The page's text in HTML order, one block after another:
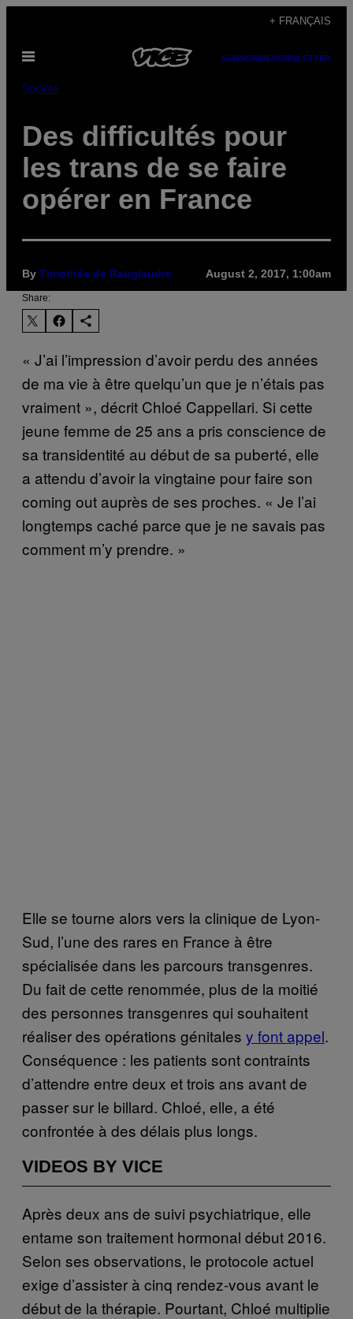
content
+ FRANÇAIS
Open
SUBSCRIBENEWSLETTER
Société
Des difficultés pour
les trans de se faire
opérer en France
By Timothée de Rauglaudre August 2, 2017, 1:00am
Share:
« J’ai l’impression d’avoir perdu des années
de ma vie à être quelqu’un que je n’étais pas
vraiment », décrit Chloé Cappellari. Si cette
jeune femme de 25 ans a pris conscience de
sa transidentité au début de sa puberté, elle
a attendu d’avoir la vingtaine pour faire son
coming out auprès de ses proches. « Je l’ai
longtemps caché parce que je ne savais pas
comment m’y prendre. »
Elle se tourne alors vers la clinique de Lyon-
Sud, l’une des rares en France à être
spécialisée dans les parcours transgenres.
Du fait de cette renommée, plus de la moitié
des personnes transgenres qui souhaitent
réaliser des opérations génitales y font appel.
Conséquence : les patients sont contraints
d’attendre entre deux et trois ans avant de
passer sur le billard. Chloé, elle, a été
confrontée à des délais plus longs.
VIDEOS BY VICE
Après deux ans de suivi psychiatrique, elle
entame son traitement hormonal début 2016.
Selon ses observations, le protocole actuel
exige d’assister à cinq rendez-vous avant le
début de la thérapie. Pourtant, Chloé multiplie